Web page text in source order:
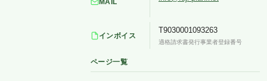
MAIL
インボイス
T9030001093263
適格請求書発行事業者登録番号
ページ一覧